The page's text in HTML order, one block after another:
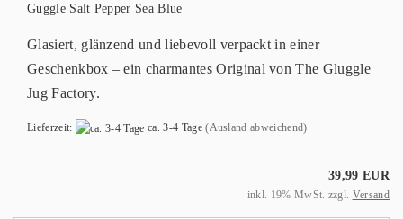
Guggle Salt Pepper Sea Blue
Glasiert, glänzend und liebevoll verpackt in einer
Geschenkbox – ein charmantes Original von The Gluggle
Jug Factory.
Lieferzeit: ca. 3-4 Tage (Ausland abweichend)
39,99 EUR
inkl. 19% MwSt. zzgl. Versand